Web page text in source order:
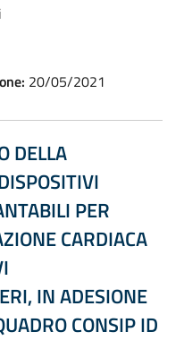
20/05/2021
DELLA
PER
CARDIACA
IN ADESIONE
CONSIP ID